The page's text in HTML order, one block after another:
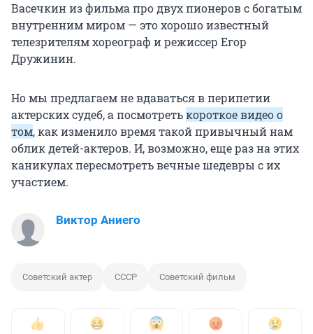
Васечкин из фильма про двух пионеров с богатым
внутренним миром — это хорошо известный
телезрителям хореограф и режиссер Егор
Дружинин.
Но мы предлагаем не вдаваться в перипетии
актерских судеб, а посмотретькороткое видео о
том, как изменило время такой привычный нам
облик детей-актеров. И, возможно, еще раз на этих
каникулах пересмотреть вечные шедевры с их
участием.
Виктор Аниего
Советский актер СССР Советский фильм